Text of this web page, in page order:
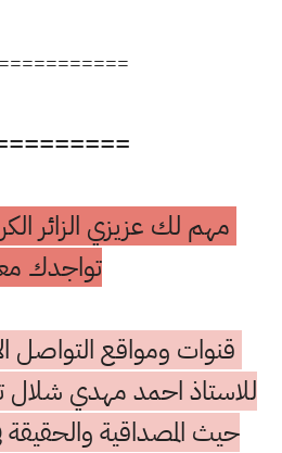
مهم لك عزيزي الزائر
تواجدك
قنوات ومواقع التواصل
للاستاذ احمد مهدي شلال
حيث المصداقية والحقيقة